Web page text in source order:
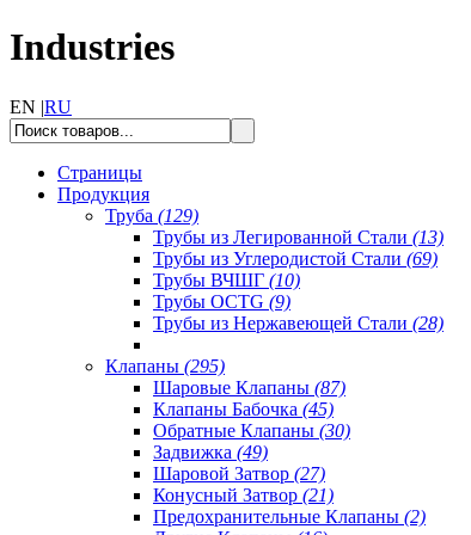
Industries
EN |RU
Страницы
Продукция
Труба (129)
Трубы из Легированной Стали (13)
Трубы из Углеродистой Стали (69)
Трубы ВЧШГ (10)
Трубы OCTG (9)
Трубы из Нержавеющей Стали (28)
Клапаны (295)
Шаровые Клапаны (87)
Клапаны Бабочка (45)
Обратные Клапаны (30)
Задвижка (49)
Шаровой Затвор (27)
Конусный Затвор (21)
Предохранительные Клапаны (2)